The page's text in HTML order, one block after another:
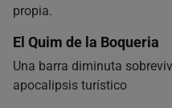
propia.
El Quim de la Boqueria
Una barra diminuta
apocalipsis turístico